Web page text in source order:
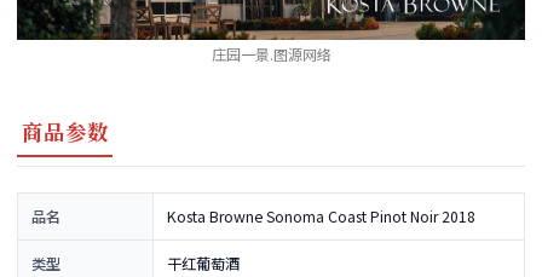
庄园一景.图源网络
商品参数
品名 Kosta Browne Sonoma Coast Pinot Noir 2018
类型 干红葡萄酒